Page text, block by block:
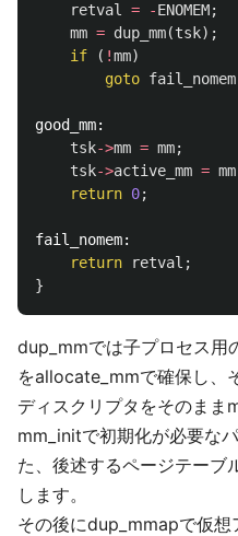
retval
= -ENOMEM;
mm = dup_mm(tsk);
if
( !mm)
goto fail_nomem
good_mm:
tsk->mm = mm;
tsk->active_mm = mm
return 0;
fail_nomem:
return
retval ;
}
dup_mmでは子プロセス用
をallocate_mmで確保し、
ディスクリプタをそのまま
mm_initで初期化が必要な
た、後述するページテーブ
します。
その後にdup_mmapで仮想